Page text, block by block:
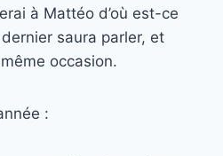
à Mattéo d’où est-ce
saura parler, et
occasion.
: